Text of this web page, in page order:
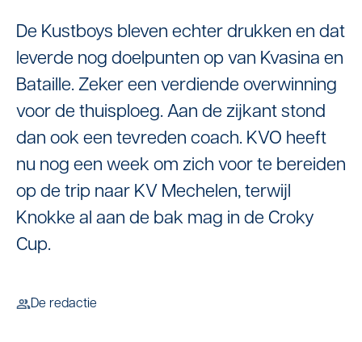
De Kustboys bleven echter drukken en dat
leverde nog doelpunten op van Kvasina en
Bataille. Zeker een verdiende overwinning
voor de thuisploeg. Aan de zijkant stond
dan ook een tevreden coach. KVO heeft
nu nog een week om zich voor te bereiden
op de trip naar KV Mechelen, terwijl
Knokke al aan de bak mag in de Croky
Cup.
De redactie